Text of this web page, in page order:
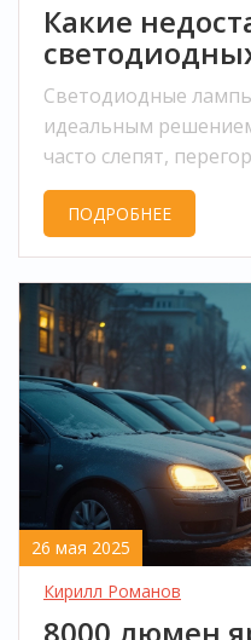
Какие
Светодиодные
идеальным
часто слепят,
Разбираем реальные
вместо них.
ПОДРОБНЕЕ
26 мая 2025
Кирилл Романов